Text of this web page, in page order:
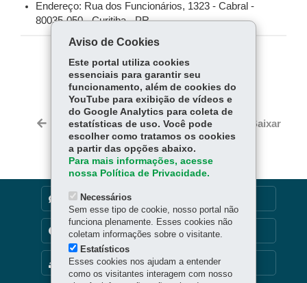
Endereço: Rua dos Funcionários, 1323 - Cabral -
80035-050 - Curitiba - PR
COMPARTILHE:
Fa
ce
bo
ok
Tw
itt
er
W
ha
ts
Ap
Voltar Início Imprimir Baixar
MAPA DO SITE
DENUNCIE CORRUPÇÃO
TRANSPARÊNCIA INSTITUCIONAL
Aviso de Cookies
Este portal utiliza cookies
essenciais para garantir seu
funcionamento, além de cookies do
YouTube para exibição de vídeos e
do Google Analytics para coleta de
estatísticas de uso. Você pode
escolher como tratamos os cookies
a partir das opções abaixo.
Para mais informações, acesse
nossa Política de Privacidade.
Necessários
Sem esse tipo de cookie, nosso portal não
funciona plenamente. Esses cookies não
coletam informações sobre o visitante.
Estatísticos
Esses cookies nos ajudam a entender
como os visitantes interagem com nosso